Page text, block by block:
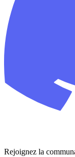
Rejoignez la